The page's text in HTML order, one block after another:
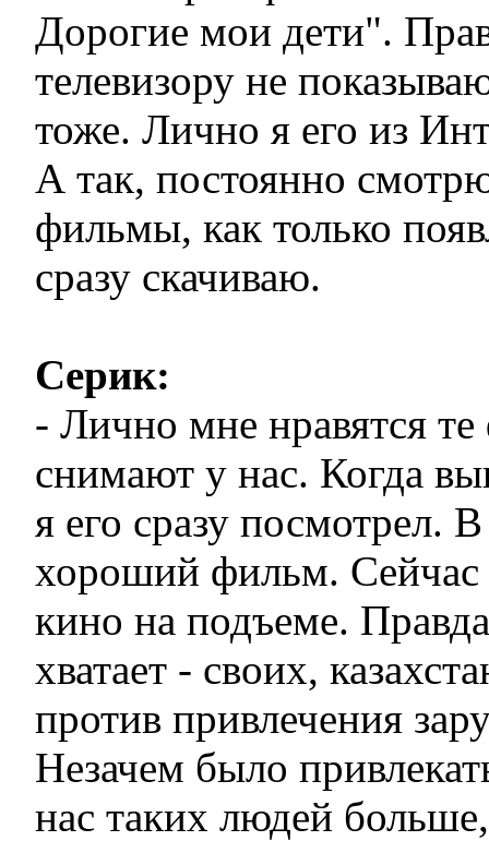
Дорогие мои дети".
телевизору не
тоже. Лично я его из
А так, постоянно
фильмы, как только
сразу скачиваю.
Серик:
- Лично мне нравятся
снимают у нас. Когда
я его сразу посмотрел.
хороший фильм.
кино на подъеме.
хватает - своих,
против привлечения
Незачем было
нас таких людей